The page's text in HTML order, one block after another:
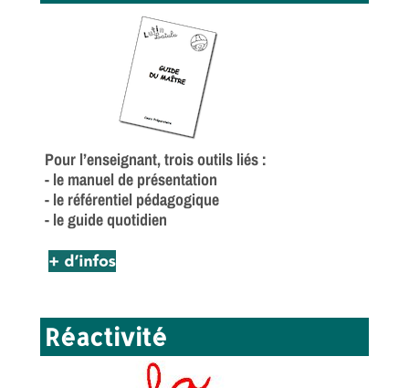
Pour l’enseignant, trois outils liés :
- le manuel de présentation
- le référentiel pédagogique
- le guide quotidien
Réactivité